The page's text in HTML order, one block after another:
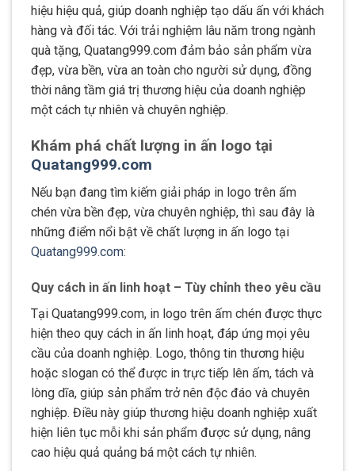
hiệu hiệu quả, giúp doanh nghiệp tạo dấu ấn với khách
hàng và đối tác. Với trải nghiệm lâu năm trong ngành
quà tặng, Quatang999.com đảm bảo sản phẩm vừa
đẹp, vừa bền, vừa an toàn cho người sử dụng, đồng
thời nâng tầm giá trị thương hiệu của doanh nghiệp
một cách tự nhiên và chuyên nghiệp.
Khám phá chất lượng in ấn logo tại
Quatang999.com
Nếu bạn đang tìm kiếm giải pháp in logo trên ấm
chén vừa bền đẹp, vừa chuyên nghiệp, thì sau đây là
những điểm nổi bật về chất lượng in ấn logo tại
Quatang999.com:
Quy cách in ấn linh hoạt – Tùy chỉnh theo yêu cầu
Tại Quatang999.com, in logo trên ấm chén được thực
hiện theo quy cách in ấn linh hoạt, đáp ứng mọi yêu
cầu của doanh nghiệp. Logo, thông tin thương hiệu
hoặc slogan có thể được in trực tiếp lên ấm, tách và
lòng dĩa, giúp sản phẩm trở nên độc đáo và chuyên
nghiệp. Điều này giúp thương hiệu doanh nghiệp xuất
hiện liên tục mỗi khi sản phẩm được sử dụng, nâng
cao hiệu quả quảng bá một cách tự nhiên.